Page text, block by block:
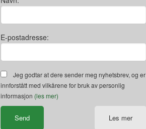
E-postadresse:
Jeg godtar at dere sender meg nyhetsbrev, og er
innforstått med vilkårene for bruk av personlig
informasjon (les mer)
Les mer